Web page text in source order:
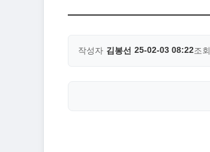
작성자 김봉선 25-02-03 08:22조회